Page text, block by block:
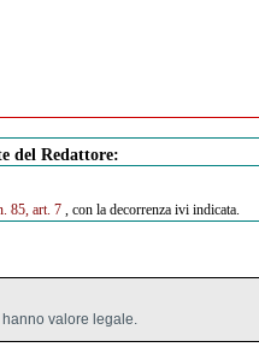
del Redattore:
85, art. 7, con la decorrenza ivi indicata.
valore legale.